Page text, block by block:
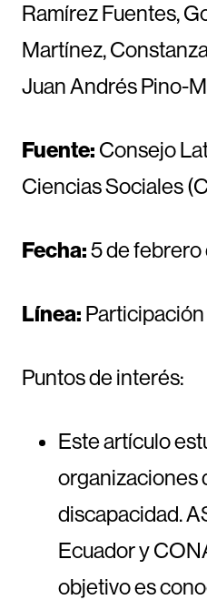
Ramírez Fuentes,
Martínez,
Juan Andrés Pino-
Fuente: Consejo
Ciencias Sociales
Fecha:5 de
Línea:
Puntos de interés:
Este artículo
organizaciones
discapacidad.
Ecuador y
objetivo es